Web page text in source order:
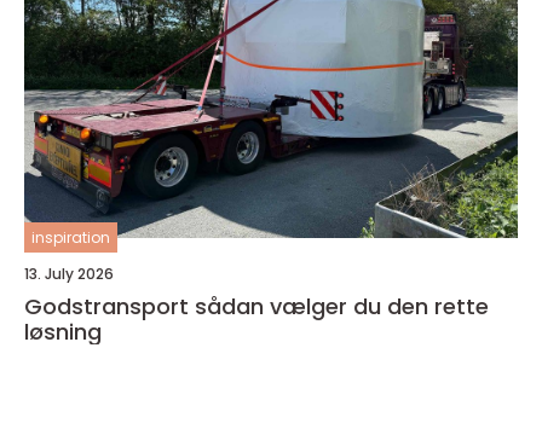
inspiration
13. July 2026
Godstransport sådan vælger du den rette
løsning